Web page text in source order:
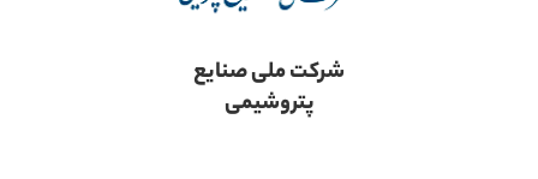
شرکت ملی صنایع
پتروشیمی